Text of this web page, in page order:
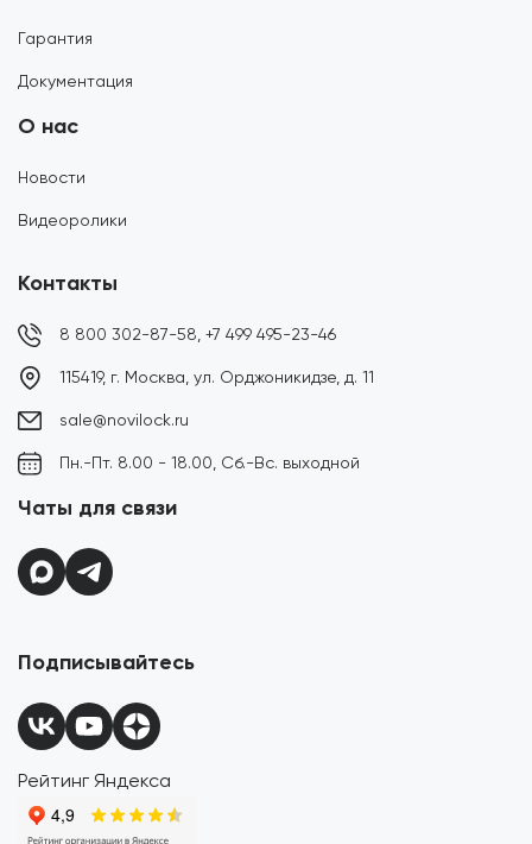
Гарантия
Документация
О нас
Новости
Видеоролики
Контакты
8 800 302-87-58, +7 499 495-23-46
115419, г. Москва, ул. Орджоникидзе, д. 11
sale@novilock.ru
Пн.-Пт. 8.00 - 18.00, Сб.-Вс. выходной
Чаты для связи
Подписывайтесь
Рейтинг Яндекса